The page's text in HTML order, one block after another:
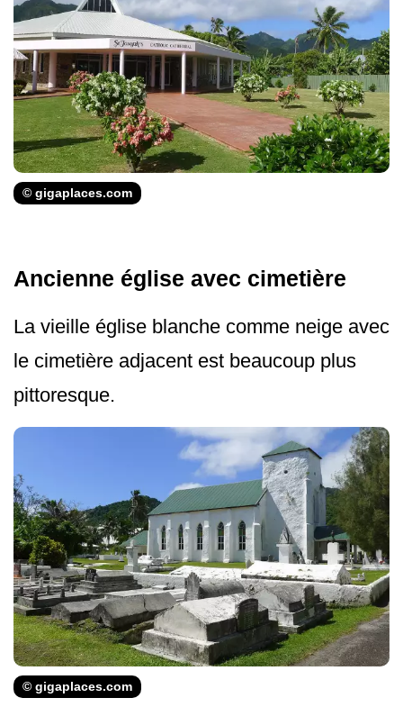
© gigaplaces.com
Ancienne église avec cimetière
La vieille église blanche comme neige avec
le cimetière adjacent est beaucoup plus
pittoresque.
© gigaplaces.com